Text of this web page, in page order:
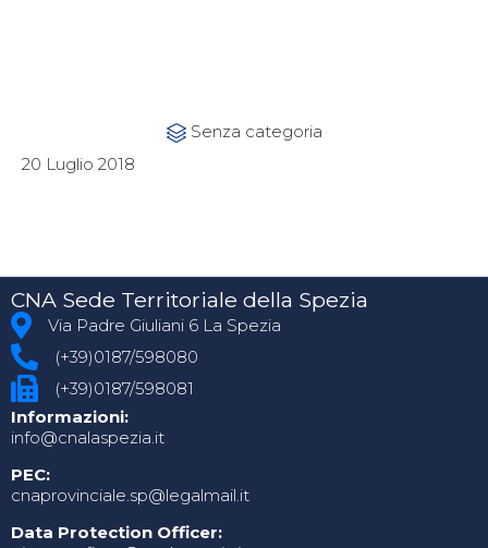
 Category
Senza categoria
20 Luglio 2018
CNA Sede Territoriale della Spezia
Via Padre Giuliani 6 La Spezia
(+39)0187/598080
(+39)0187/598081
Informazioni:
info@cnalaspezia.it
PEC:
cnaprovinciale.sp@legalmail.it
Data Protection Officer: